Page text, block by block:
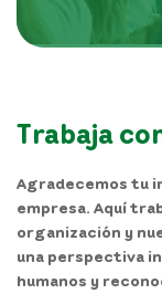
Trabaja
Agradecemos tu
empresa. Aquí
organización y
una perspectiva
humanos y